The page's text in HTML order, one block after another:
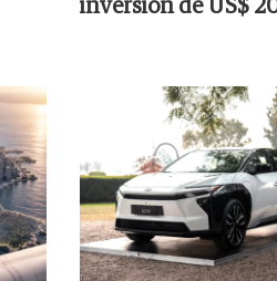
inversión de US$